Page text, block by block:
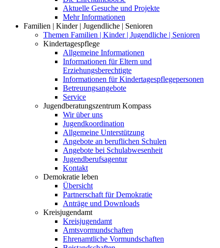
Aktuelle Gesuche und Projekte
Mehr Informationen
Familien | Kinder | Jugendliche | Senioren
Themen Familien | Kinder | Jugendliche | Senioren
Kindertagespflege
Allgemeine Informationen
Informationen für Eltern und
Erziehungsberechtigte
Informationen für Kindertagespflegepersonen
Betreuungsangebote
Service
Jugendberatungszentrum Kompass
Wir über uns
Jugendkoordination
Allgemeine Unterstützung
Angebote an beruflichen Schulen
Angebote bei Schulabwesenheit
Jugendberufsagentur
Kontakt
Demokratie leben
Übersicht
Partnerschaft für Demokratie
Anträge und Downloads
Kreisjugendamt
Kreisjugendamt
Amtsvormundschaften
Ehrenamtliche Vormundschaften